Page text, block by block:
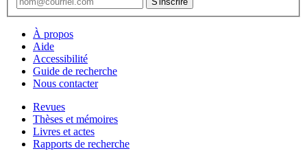
À propos
Aide
Accessibilité
Guide de recherche
Nous contacter
Revues
Thèses et mémoires
Livres et actes
Rapports de recherche